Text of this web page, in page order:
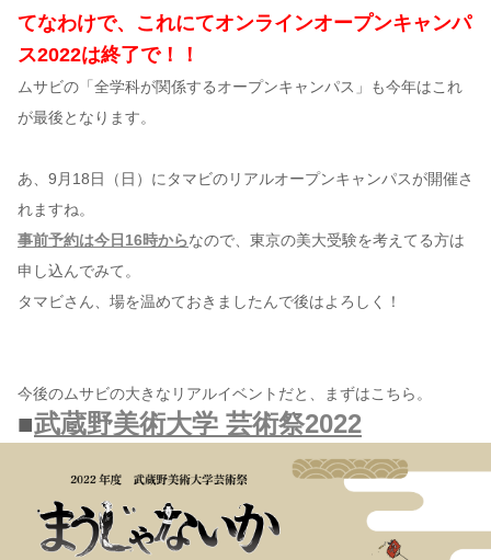
てなわけで、これにてオンラインオープンキャンパ
ス2022は終了で！！
ムサビの「全学科が関係するオープンキャンパス」も今年はこれ
が最後となります。
あ、9月18日（日）にタマビのリアルオープンキャンパスが開催さ
れますね。
事前予約は今日16時からなので、東京の美大受験を考えてる方は
申し込んでみて。
タマビさん、場を温めておきましたんで後はよろしく！
今後のムサビの大きなリアルイベントだと、まずはこちら。
■武蔵野美術大学 芸術祭2022